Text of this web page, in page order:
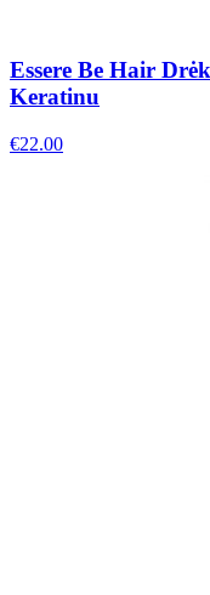
Essere Be Hair
Keratinu
€22.00